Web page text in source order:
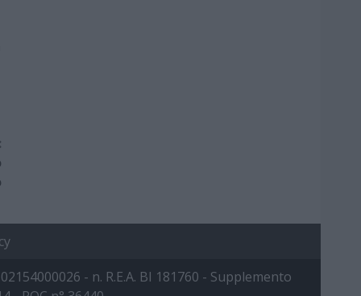
- n. R.E.A. BI 181760 - Supplemento